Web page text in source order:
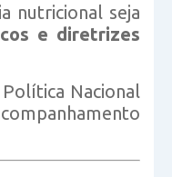
nutricional seja
e diretrizes
Nacional